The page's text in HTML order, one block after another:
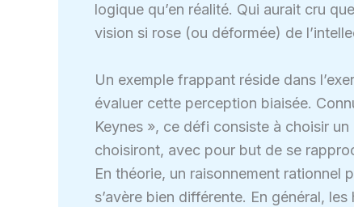
logique qu’en réalité. Qui aurait cru
vision si rose (ou déformée) de
Un exemple frappant réside dans
évaluer cette perception biaisée.
Keynes », ce défi consiste à choisir
choisiront, avec pour but de se
En théorie, un raisonnement rationnel
s’avère bien différente. En général,